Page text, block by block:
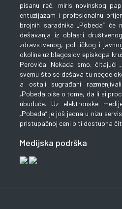
pisanu reč, miris novinskog
entuzijazam i profesionalnu
brojnih saradnika „Pobeda“
dešavanja iz oblasti
zdravstvenog, političkog i
okoline uz blagoslov episkopa
Perovića. Nekada smo, čitajući
svemu što se dešava tu negde
a ostali sugrađani
„Pobeda piše o tome, da li si
ubuduće. Uz elektronske
„Pobeda“ je još jedna u nizu
pristupačnoj ceni biti dostupna
Medijska podrška